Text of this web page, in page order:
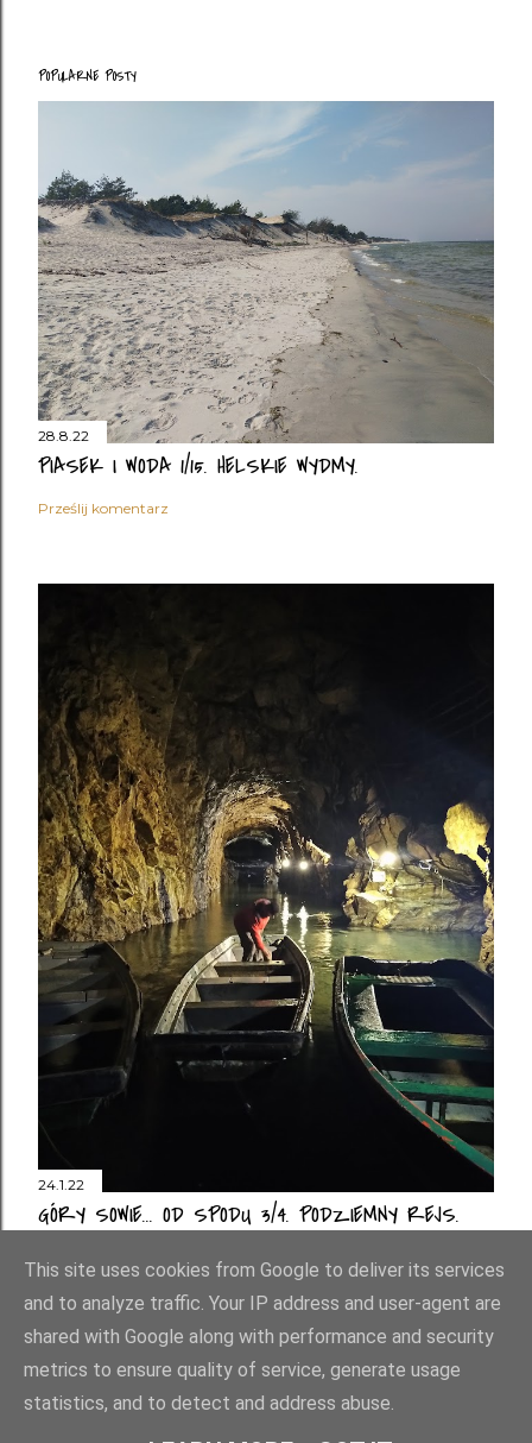
POPULARNE POSTY
28.8.22
PIASEK I WODA 1/15. HELSKIE WYDMY.
Prześlij komentarz
24.1.22
GÓRY SOWIE... OD SPODU 3/4. PODZIEMNY REJS.
Obsługiwane przez usługę Blogger
This site uses cookies from Google to deliver its services
and to analyze traffic. Your IP address and user-agent are
shared with Google along with performance and security
metrics to ensure quality of service, generate usage
statistics, and to detect and address abuse.